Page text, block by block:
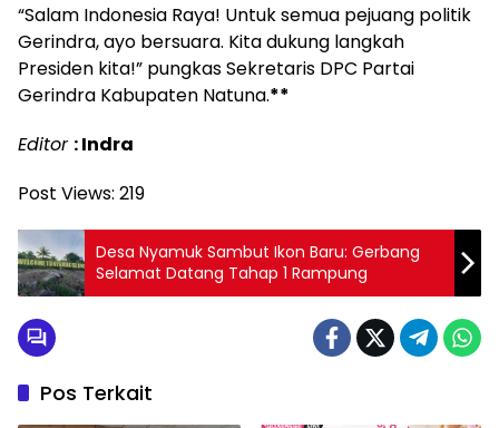
“Salam Indonesia Raya! Untuk semua pejuang politik
Gerindra, ayo bersuara. Kita dukung langkah
Presiden kita!” pungkas Sekretaris DPC Partai
Gerindra Kabupaten Natuna.**
Editor : Indra
Post Views: 219
Desa Nyamuk Sambut Ikon Baru: Gerbang
Selamat Datang Tahap 1 Rampung
Pos Terkait